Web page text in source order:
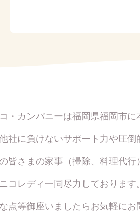
・カンパニーは福岡県福岡市
社に負けないサポート力や圧
皆さまの家事（掃除、料理代
コレディ一同尽力しております。
点等御座いましたらお気軽にお